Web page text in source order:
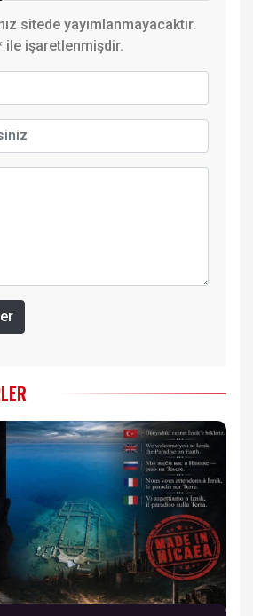
sitede yayımlanmayacaktır.
ile işaretlenmişdir.